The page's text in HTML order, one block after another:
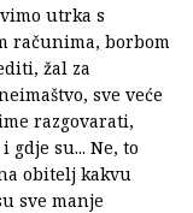
utrka s
računima, borbom
žal za
sve veće
razgovarati,
su... Ne, to
obitelj kakvu
sve manje